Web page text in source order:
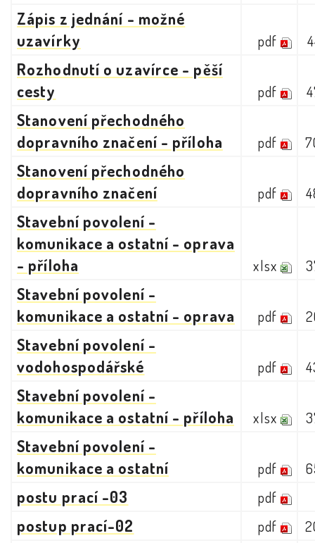
Zápis z jednání - možné
uzavírky
pdf
Rozhodnutí o uzavírce - pěší
cesty
pdf
Stanovení přechodného
dopravního značení - příloha
pdf
Stanovení přechodného
dopravního značení
pdf
Stavební povolení -
komunikace a ostatní - oprava
- příloha
xlsx
Stavební povolení -
komunikace a ostatní - oprava
pdf
Stavební povolení -
vodohospodářské
pdf
Stavební povolení -
komunikace a ostatní - příloha
xlsx
Stavební povolení -
komunikace a ostatní
pdf
postu prací -03 pdf
postup prací-02 pdf